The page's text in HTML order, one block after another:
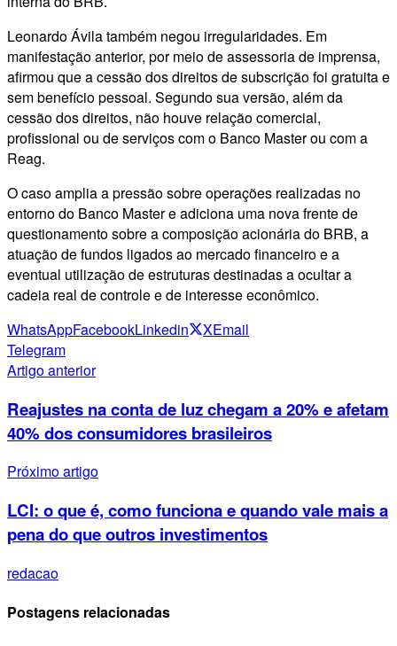
Leonardo Ávila também negou irregularidades. Em
manifestação anterior, por meio de assessoria de imprensa,
afirmou que a cessão dos direitos de subscrição foi gratuita e
sem benefício pessoal. Segundo sua versão, além da
cessão dos direitos, não houve relação comercial,
profissional ou de serviços com o Banco Master ou com a
Reag.
O caso amplia a pressão sobre operações realizadas no
entorno do Banco Master e adiciona uma nova frente de
questionamento sobre a composição acionária do BRB, a
atuação de fundos ligados ao mercado financeiro e a
eventual utilização de estruturas destinadas a ocultar a
cadeia real de controle e de interesse econômico.
WhatsAppFacebookLinkedin XEmail
Telegram
Artigo anterior
Reajustes na conta de luz chegam a 20% e afetam
40% dos consumidores brasileiros
Próximo artigo
LCI: o que é, como funciona e quando vale mais a
pena do que outros investimentos
redacao
Postagens relacionadas